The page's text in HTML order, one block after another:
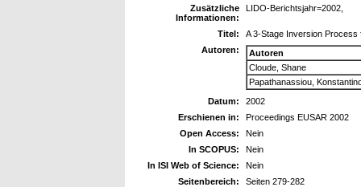
Zusätzliche
Informationen:
LIDO-Berichtsjahr=2002,
Titel:
A 3-Stage Inversion
Autoren:
Autoren
Cloude, Shane
Papathanassiou,
Datum:
2002
Erschienen in:
Proceedings EUSAR 2002
Open Access:
Nein
In SCOPUS:
Nein
In ISI Web of Science:
Nein
Seitenbereich:
Seiten 279-282